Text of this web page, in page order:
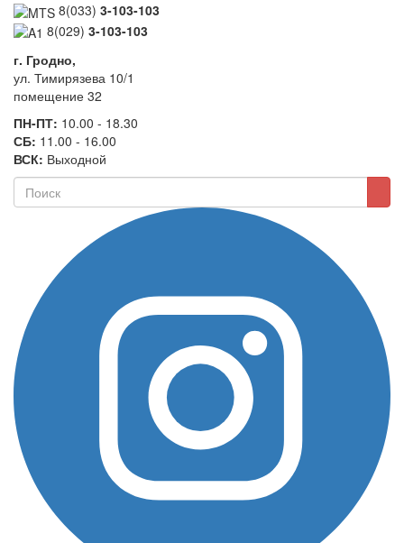
8(033) 3-103-103
8(029) 3-103-103
г. Гродно,
ул. Тимирязева 10/1
помещение 32
ПН-ПТ: 10.00 - 18.30
СБ: 11.00 - 16.00
ВСК: Выходной